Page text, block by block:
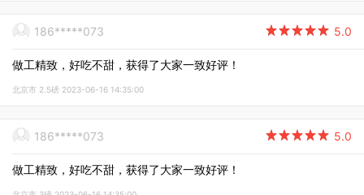
186*****073 5.0

做工精致，好吃不甜，获得了大家一致好评！
北京市 2.5磅 2023-06-16 14:35:00
186*****073 5.0

做工精致，好吃不甜，获得了大家一致好评！